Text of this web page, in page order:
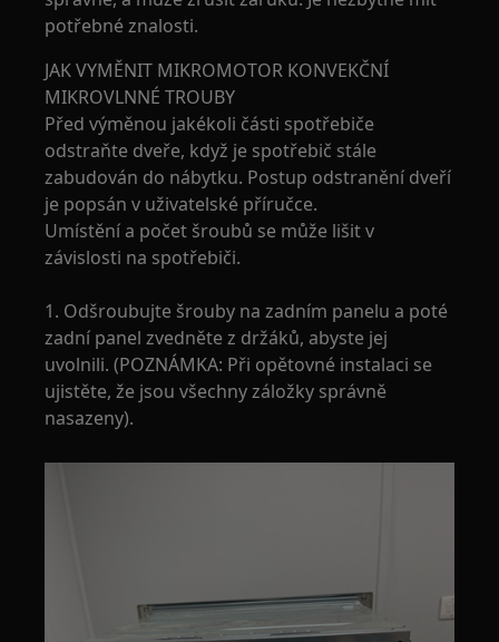
potřebné znalosti.
JAK VYMĚNIT MIKROMOTOR KONVEKČNÍ
MIKROVLNNÉ TROUBY
Před výměnou jakékoli části spotřebiče
odstraňte dveře, když je spotřebič stále
zabudován do nábytku. Postup odstranění dveří
je popsán v uživatelské příručce.
Umístění a počet šroubů se může lišit v
závislosti na spotřebiči.
1. Odšroubujte šrouby na zadním panelu a poté
zadní panel zvedněte z držáků, abyste jej
uvolnili. (POZNÁMKA: Při opětovné instalaci se
ujistěte, že jsou všechny záložky správně
nasazeny).